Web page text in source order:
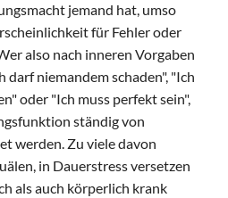
jemand hat, umso
für Fehler oder
also nach inneren Vorgaben
darf niemandem schaden", "Ich
oder "Ich muss perfekt sein",
ständig von
werden. Zu viele davon
in Dauerstress versetzen
als auch körperlich krank